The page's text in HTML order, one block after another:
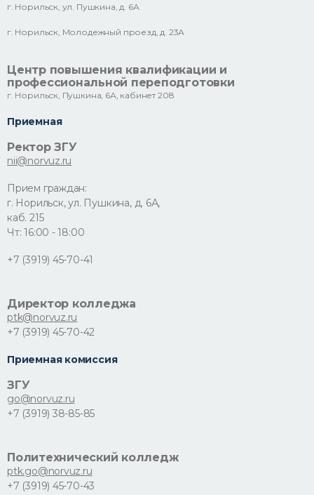
г. Норильск, ул. Пушкина, д. 6А
г. Норильск, Молодежный проезд, д. 23А
Центр повышения квалификации и
профессиональной переподготовки
г. Норильск, Пушкина, 6А, кабинет 208
Приемная
Ректор ЗГУ
nii@norvuz.ru
Прием граждан:
г. Норильск, ул. Пушкина, д. 6А,
каб. 215
Чт: 16:00 - 18:00
+7 (3919) 45-70-41
Директор колледжа
ptk@norvuz.ru
+7 (3919) 45-70-42
Приемная комиссия
ЗГУ
go@norvuz.ru
+7 (3919) 38-85-85
Политехнический колледж
ptk.go@norvuz.ru
+7 (3919) 45-70-43